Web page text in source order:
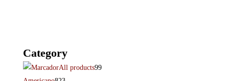
Category
All products99